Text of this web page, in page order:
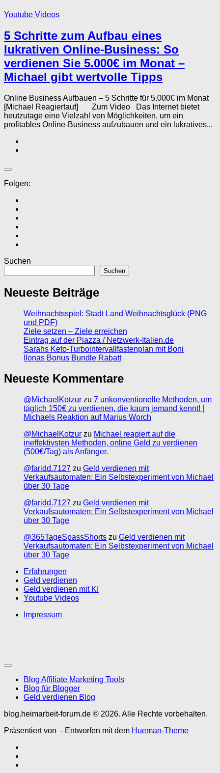
Youtube Videos
5 Schritte zum Aufbau eines
lukrativen Online-Business: So
verdienen Sie 5.000€ im Monat –
Michael gibt wertvolle Tipps
Online Business Aufbauen – 5 Schritte für 5.000€ im Monat
[Michael Reagiertauf] Zum Video Das Internet bietet
heutzutage eine Vielzahl von Möglichkeiten, um ein
profitables Online-Business aufzubauen und ein lukratives...
Folgen:
Suchen
Suchen
Neueste Beiträge
Weihnachtsspiel: Stadt Land Weihnachtsglück (PNG
und PDF)
Ziele setzen – Ziele erreichen
Eintrag auf der Piazza / Netzwerk-Italien.de
Sarahs Keto-Turbointervallfastenplan mit Boni
Ilonas Bonus Bundle Rabatt
Neueste Kommentare
@MichaelKotzur zu 7 unkonventionelle Methoden, um
täglich 150€ zu verdienen, die kaum jemand kennt! |
Michaels Reaktion auf Marius Worch
@MichaelKotzur zu Michael reagiert auf die
ineffektivsten Methoden, online Geld zu verdienen
(500€/Tag) als Anfänger.
@faridd.7127 zu Geld verdienen mit
Verkaufsautomaten: Ein Selbstexperiment von Michael
über 30 Tage
@faridd.7127 zu Geld verdienen mit
Verkaufsautomaten: Ein Selbstexperiment von Michael
über 30 Tage
@365TageSpassShorts zu Geld verdienen mit
Verkaufsautomaten: Ein Selbstexperiment von Michael
über 30 Tage
Erfahrungen
Geld verdienen
Geld verdienen mit KI
Youtube Videos
Impressum
Blog Affiliate Marketing Tools
Blog für Blogger
Geld verdienen Blog
blog.heimarbeit-forum.de © 2026. Alle Rechte vorbehalten.
Präsentiert von - Entworfen mit dem Hueman-Theme